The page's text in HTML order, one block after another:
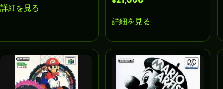
詳細を見る
詳細を見る